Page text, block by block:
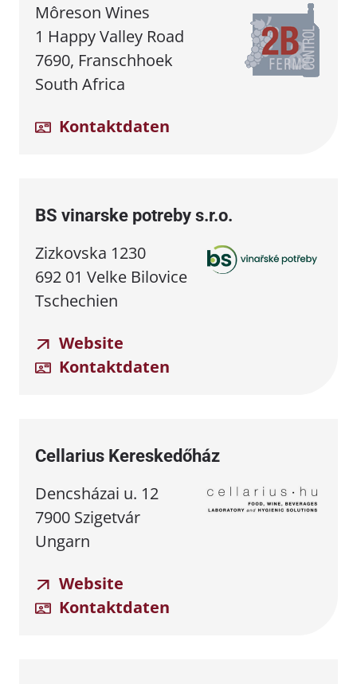
Môreson Wines
1 Happy Valley Road
7690, Franschhoek
South Africa
Kontaktdaten
BS vinarske potreby s.r.o.
Zizkovska 1230
692 01 Velke Bilovice
Tschechien
Website
Kontaktdaten
Cellarius Kereskedőház
Dencsházai u. 12
7900 Szigetvár
Ungarn
Website
Kontaktdaten